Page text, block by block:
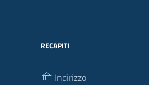
RECAPITI
Indirizzo